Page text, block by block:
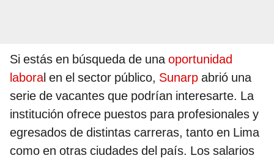
Si estás en búsqueda de unaoportunidad
laboral en el sector público, Sunarp abrió una
serie de vacantes que podrían interesarte. La
institución ofrece puestos para profesionales y
egresados de distintas carreras, tanto en Lima
como en otras ciudades del país. Los salarios